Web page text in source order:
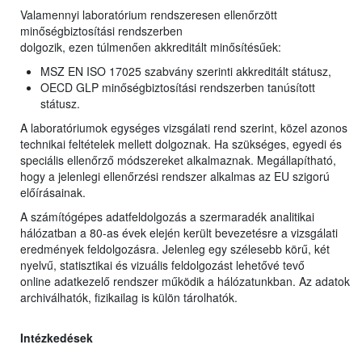
Valamennyi laboratórium rendszeresen ellenőrzött
minőségbiztosítási rendszerben
dolgozik, ezen túlmenően akkreditált minősítésűek:
MSZ EN ISO 17025 szabvány szerinti akkreditált státusz,
OECD GLP minőségbiztosítási rendszerben tanúsított
státusz.
A laboratóriumok egységes vizsgálati rend szerint, közel azonos
technikai feltételek mellett dolgoznak. Ha szükséges, egyedi és
speciális ellenőrző módszereket alkalmaznak. Megállapítható,
hogy a jelenlegi ellenőrzési rendszer alkalmas az EU szigorú
előírásainak.
A számítógépes adatfeldolgozás a szermaradék analitikai
hálózatban a 80-as évek elején került bevezetésre a vizsgálati
eredmények feldolgozásra. Jelenleg egy szélesebb körű, két
nyelvű, statisztikai és vizuális feldolgozást lehetővé tevő
online adatkezelő rendszer működik a hálózatunkban. Az adatok
archiválhatók, fizikailag is külön tárolhatók.
Intézkedések